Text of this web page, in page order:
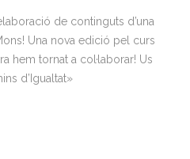
de continguts d’una
Una nova edició pel curs
hem tornat a col·laborar! Us
d’Igualtat»